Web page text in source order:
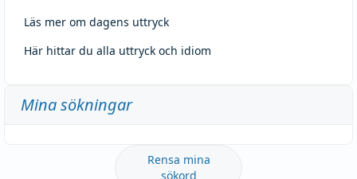
Läs mer om dagens uttryck
Här hittar du alla uttryck och idiom
Mina sökningar
Rensa mina
sökord